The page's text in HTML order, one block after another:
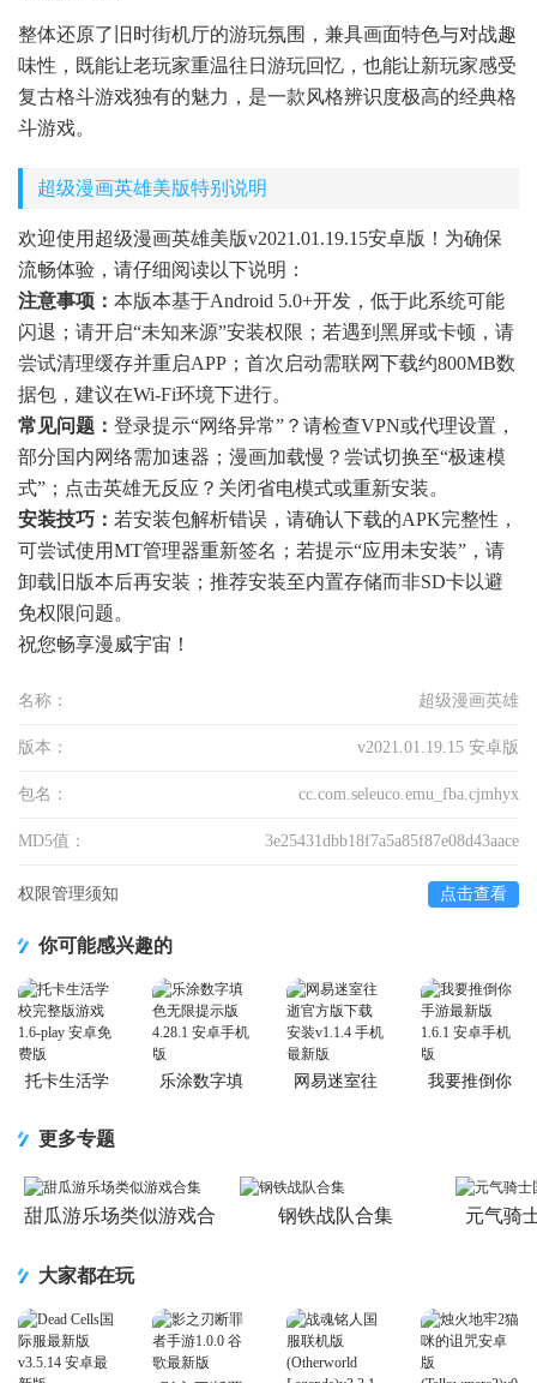
整体还原了旧时街机厅的游玩氛围，兼具画面特色与对战趣
味性，既能让老玩家重温往日游玩回忆，也能让新玩家感受
复古格斗游戏独有的魅力，是一款风格辨识度极高的经典格
斗游戏。
超级漫画英雄美版特别说明
欢迎使用超级漫画英雄美版v2021.01.19.15安卓版！为确保
流畅体验，请仔细阅读以下说明：
注意事项： 本版本基于Android 5.0+开发，低于此系统可能
闪退；请开启“未知来源”安装权限；若遇到黑屏或卡顿，请
尝试清理缓存并重启APP；首次启动需联网下载约800MB数
据包，建议在Wi-Fi环境下进行。
常见问题： 登录提示“网络异常”？请检查VPN或代理设置，
部分国内网络需加速器；漫画加载慢？尝试切换至“极速模
式”；点击英雄无反应？关闭省电模式或重新安装。
安装技巧： 若安装包解析错误，请确认下载的APK完整性，
可尝试使用MT管理器重新签名；若提示“应用未安装”，请
卸载旧版本后再安装；推荐安装至内置存储而非SD卡以避
免权限问题。
祝您畅享漫威宇宙！
名称： 超级漫画英雄
版本： v2021.01.19.15 安卓版
包名： cc.com.seleuco.emu_fba.cjmhyx
MD5值： 3e25431dbb18f7a5a85f87e08d43aace
权限管理须知 点击查看
你可能感兴趣的
托卡生活学
乐涂数字填
网易迷室往
我要推倒你
更多专题
甜瓜游乐场类似游戏合
钢铁战队合集 元气骑
大家都在玩